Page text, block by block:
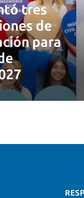
tres
de
para